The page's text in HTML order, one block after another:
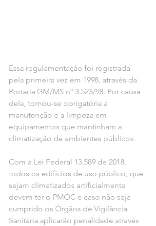
Essa regulamentação foi registrada
pela primeira vez em 1998, através da
Portaria GM/MS nº 3.523/98. Por causa
dela, tornou-se obrigatória a
manutenção e a limpeza em
equipamentos que mantinham a
climatização de ambientes públicos.
Com a Lei Federal 13.589 de 2018,
todos os edifícios de uso público, que
sejam climatizados artificialmente
devem ter o PMOC e caso não seja
cumprido os Órgãos de Vigilância
Sanitária aplicarão penalidade através